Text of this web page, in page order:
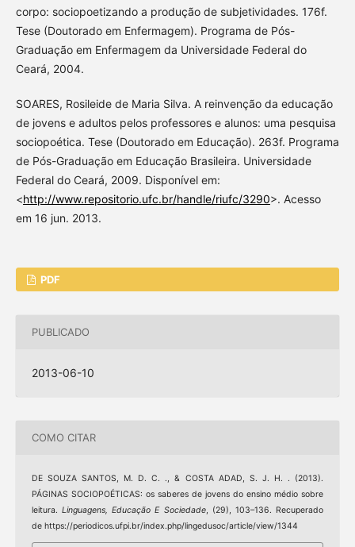
corpo: sociopoetizando a produção de subjetividades. 176f.
Tese (Doutorado em Enfermagem). Programa de Pós-
Graduação em Enfermagem da Universidade Federal do
Ceará, 2004.
SOARES, Rosileide de Maria Silva. A reinvenção da educação
de jovens e adultos pelos professores e alunos: uma pesquisa
sociopoética. Tese (Doutorado em Educação). 263f. Programa
de Pós-Graduação em Educação Brasileira. Universidade
Federal do Ceará, 2009. Disponível em:
<http://www.repositorio.ufc.br/handle/riufc/3290>. Acesso
em 16 jun. 2013.
PDF
PUBLICADO
2013-06-10
COMO CITAR
DE SOUZA SANTOS, M. D. C. ., & COSTA ADAD, S. J. H. . (2013).
PÁGINAS SOCIOPOÉTICAS: os saberes de jovens do ensino médio sobre
leitura.Linguagens, Educação E Sociedade, (29), 103–136. Recuperado
de https://periodicos.ufpi.br/index.php/lingedusoc/article/view/1344